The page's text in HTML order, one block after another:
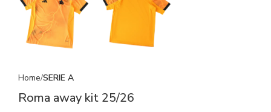
Home SERIE A
Roma away kit 25/26